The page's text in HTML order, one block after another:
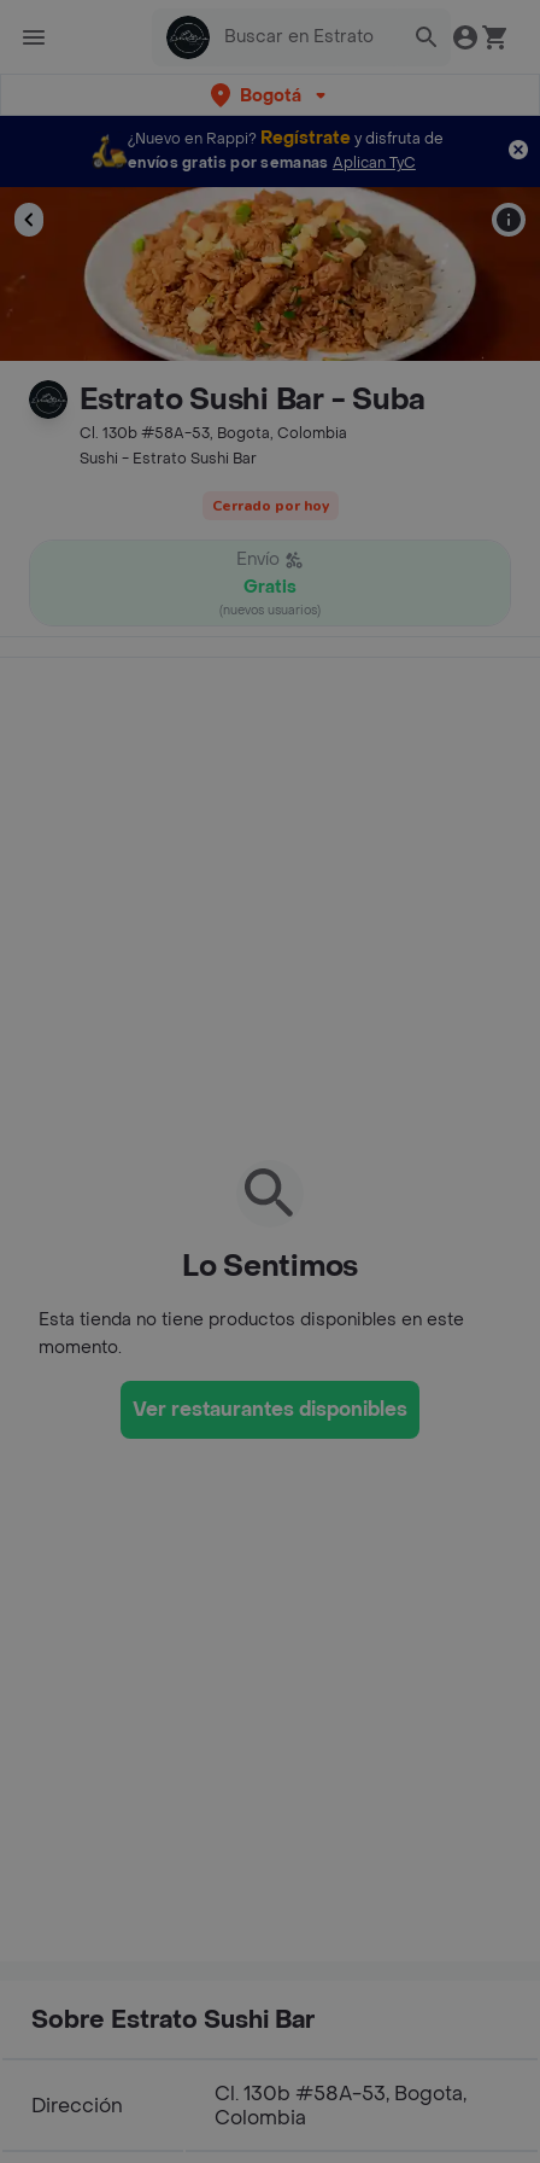
Bogotá
¿Nuevo en Rappi? Regístratey disfruta de
envíos gratis por semanas Aplican TyC
Estrato Sushi Bar - Suba
Cl. 130b #58A-53, Bogota, Colombia
Sushi - Estrato Sushi Bar
Cerrado por hoy
Envío
Gratis
(nuevos usuarios)
Lo Sentimos
Esta tienda no tiene productos disponibles en este
momento.
Ver restaurantes disponibles
Sobre Estrato Sushi Bar
Dirección
Cl. 130b #58A-53, Bogota,
Colombia